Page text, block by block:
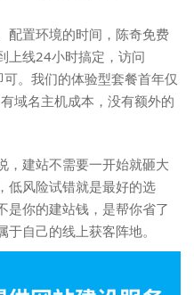
配置环境的时间， 陈奇免费
上线24小时搞定，访问
。我们的体验型套餐首年仅
域名主机成本，没有额外的
，建站不需要一开始就砸大
低风险试错就是最好的选
是你的建站钱，是帮你省了
自己的线上获客阵地。